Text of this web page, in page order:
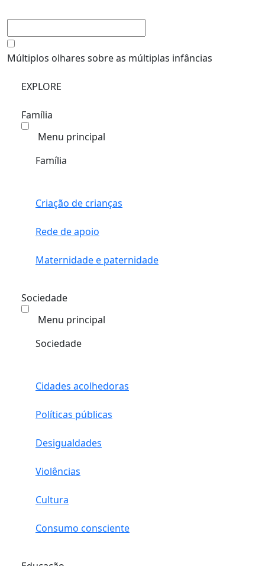
Múltiplos olhares sobre as múltiplas infâncias
EXPLORE
Família
Menu principal
Família
Criação de crianças
Rede de apoio
Maternidade e paternidade
Sociedade
Menu principal
Sociedade
Cidades acolhedoras
Políticas públicas
Desigualdades
Violências
Cultura
Consumo consciente